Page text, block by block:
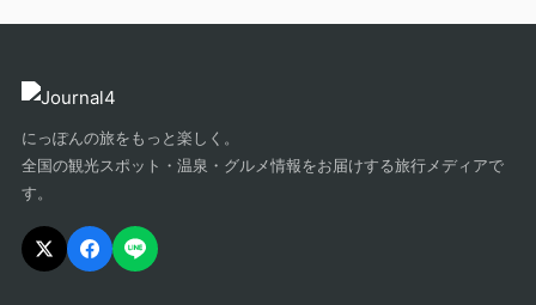
にっぽんの旅をもっと楽しく。
全国の観光スポット・温泉・グルメ情報をお届けする旅行メディアで
す。